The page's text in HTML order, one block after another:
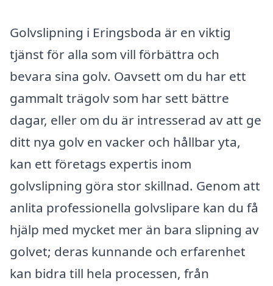
Golvslipning i Eringsboda är en viktig
tjänst för alla som vill förbättra och
bevara sina golv. Oavsett om du har ett
gammalt trägolv som har sett bättre
dagar, eller om du är intresserad av att ge
ditt nya golv en vacker och hållbar yta,
kan ett företags expertis inom
golvslipning göra stor skillnad. Genom att
anlita professionella golvslipare kan du få
hjälp med mycket mer än bara slipning av
golvet; deras kunnande och erfarenhet
kan bidra till hela processen, från